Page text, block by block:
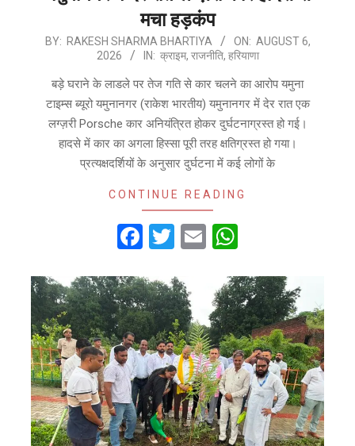
मचा हड़कंप
2026-
BY: RAKESH SHARMA BHARTIYA ON: AUGUST 6,
2026
IN: क्राइम, राजनीति, हरियाणा
बड़े घराने के लाडले पर तेज गति से कार चलने का आरोप यमुना
टाइम्स ब्यूरो यमुनानगर (राकेश भारतीय) यमुनानगर में देर रात एक
लग्ज़री Porsche कार अनियंत्रित होकर दुर्घटनाग्रस्त हो गई।
हादसे में कार का अगला हिस्सा पूरी तरह क्षतिग्रस्त हो गया।
प्रत्यक्षदर्शियों के अनुसार दुर्घटना में कई लोगों के
CONTINUE READING
Facebook
Twitter
Email